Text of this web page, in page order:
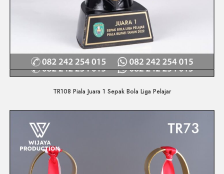
Quick View
TR108 Piala Juara 1 Sepak Bola Liga Pelajar